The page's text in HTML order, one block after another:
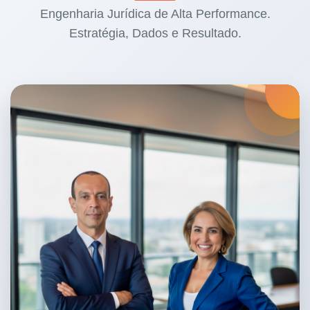
Engenharia Jurídica de Alta Performance.
Estratégia, Dados e Resultado.